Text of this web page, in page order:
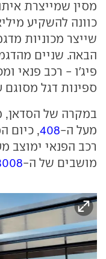
כוונה להשקיע
שייצר מכוניות
הבאה. שניים
פיג'ו - רכב פנאי
ספינות דגל מסוגם
מעל ה-408, כיום
רכב הפנאי ימוצב
מושבים של ה-